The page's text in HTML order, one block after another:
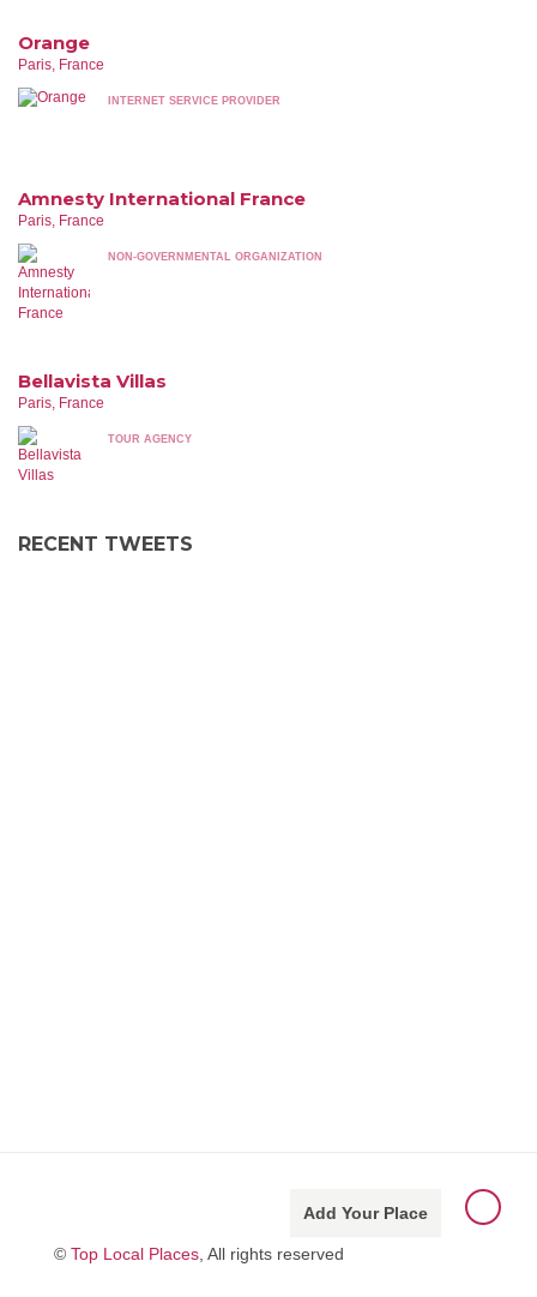
Orange
Paris, France
INTERNET SERVICE PROVIDER
Amnesty International France
Paris, France
NON-GOVERNMENTAL ORGANIZATION
Bellavista Villas
Paris, France
TOUR AGENCY
RECENT TWEETS
Add Your Place
© Top Local Places , All rights reserved